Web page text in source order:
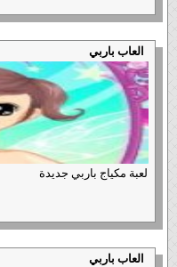
العاب باربي
لعبة مكياج باربي جديدة
العاب باربي